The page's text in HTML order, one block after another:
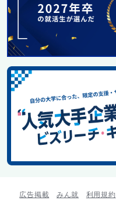
広告掲載 みん就 利用規約